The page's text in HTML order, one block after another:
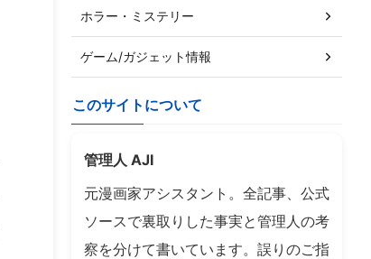
ホラー・ミステリー
ゲーム/ガジェット情報
このサイトについて
管理人 AJI
元漫画家アシスタント。全記事、公式
ソースで裏取りした事実と管理人の考
察を分けて書いています。誤りのご指